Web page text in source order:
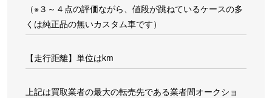
（※３～４点の評価ながら、値段が跳ねているケースの多
くは純正品の無いカスタム車です）
【走行距離】単位はkm
上記は買取業者の最大の転売先である業者間オークショ